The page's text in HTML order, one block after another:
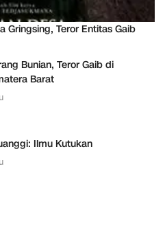
Gringsing, Teror Entitas Gaib
Bunian, Teror Gaib di
Barat
Ilmu Kutukan